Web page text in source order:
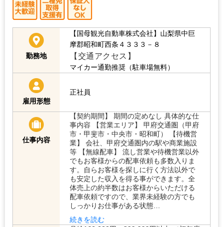
勤務地
【国母観光自動車株式会社】山梨県中巨
摩郡昭和町西条４３３３－８
【交通アクセス】
マイカー通勤推奨（駐車場無料）
雇用形態
正社員
仕事内容
【契約期間】 期間の定めなし 具体的な仕
事内容 【営業エリア】 甲府交通圏（甲府
市・甲斐市・中央市・昭和町） 【待機営
業】 会社、甲府交通圏内の駅や商業施設
等 【無線配車】 流し営業や待機営業以外
でもお客様からの配車依頼も多数入りま
す。自らお客様を探しに行く方法以外で
も安定した収入を得る事ができます。全
体売上の約半数はお客様からいただける
配車依頼ですので、業界未経験の方でも
しっかりお仕事がある状態…